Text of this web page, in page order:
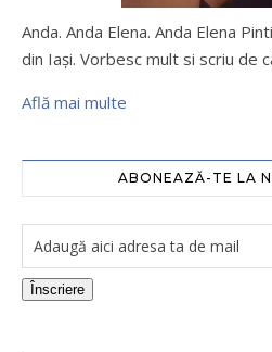
Anda. Anda Elena. Anda Elena
din Iaşi. Vorbesc mult si scriu de
Află mai multe
ABONEAZĂ-TE LA
Înscriere